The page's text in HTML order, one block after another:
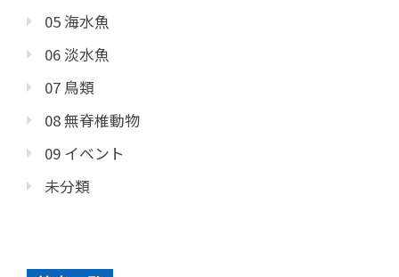
05 海水魚
06 淡水魚
07 鳥類
08 無脊椎動物
09 イベント
未分類